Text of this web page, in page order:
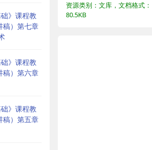
础》课程教
稿）第七章
础》课程教
稿）第六章
础》课程教
稿）第五章
资源类别：文库，文档格式
80.5KB